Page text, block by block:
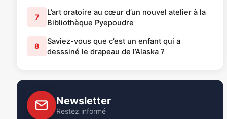
7
L’art oratoire au cœur d’un nouvel atelier à la
Bibliothèque Pyepoudre
8
Saviez-vous que c’est un enfant qui a
desssiné le drapeau de l’Alaska ?
Newsletter
Restez informé